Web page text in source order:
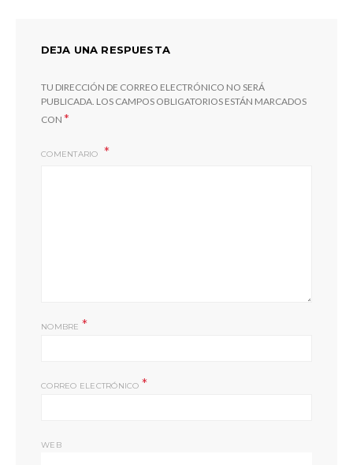
DEJA UNA RESPUESTA
TU DIRECCIÓN DE CORREO ELECTRÓNICO NO SERÁ
PUBLICADA. LOS CAMPOS OBLIGATORIOS ESTÁN MARCADOS
CON *
COMENTARIO
NOMBRE *
CORREO ELECTRÓNICO *
WEB